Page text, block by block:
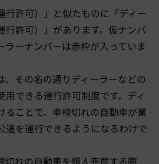
行許可）」と似たものに「ディー
行許可）」があります。仮ナンバ
ラーナンバーは赤枠が入っていま
、その名の通りディーラーなどの
用できる運行許可制度です。ディ
ることで、車検切れの自動車が業
道を運行できるようになるわけで
切れの自動車を個人売買する際